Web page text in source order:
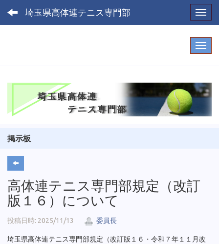
埼玉県高体連テニス専門部
掲示板
高体連テニス専門部規定（改訂
版１６）について
投稿日時: 2025/11/13 委員長
埼玉県高体連テニス専門部規定（改訂版１６・令和７年１１月改